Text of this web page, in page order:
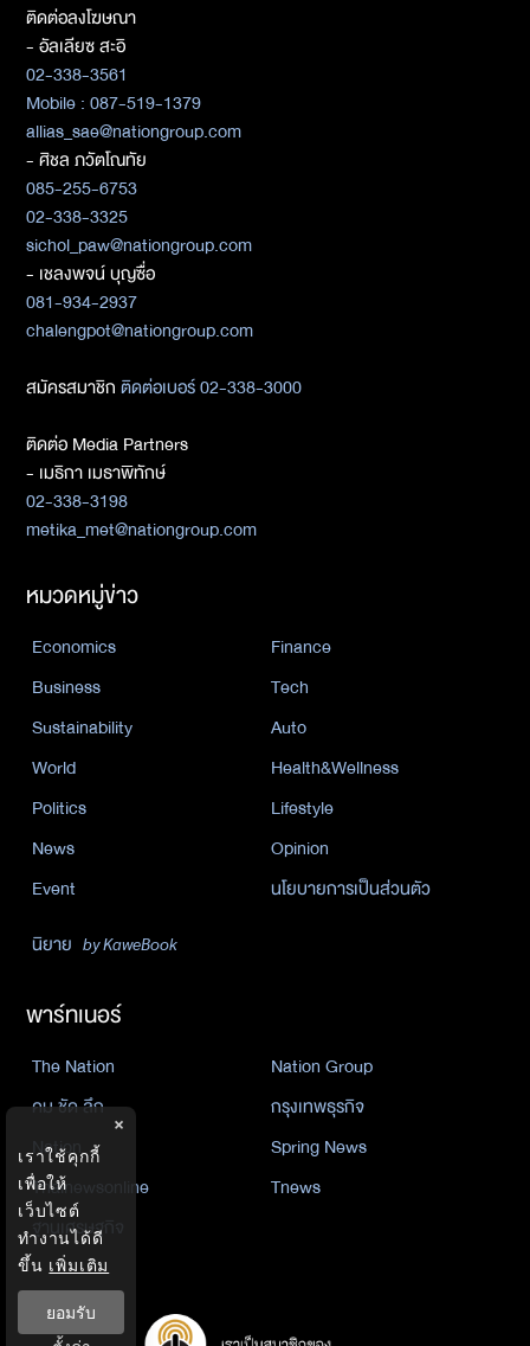
ติดต่อลงโฆษณา
- อัลเลียซ สะอิ
02-338-3561
Mobile : 087-519-1379
allias_sae@nationgroup.com
- ศิชล ภวัตโณทัย
085-255-6753
02-338-3325
sichol_paw@nationgroup.com
- เชลงพจน์ บุญซื่อ
081-934-2937
chalengpot@nationgroup.com
สมัครสมาชิกติดต่อเบอร์ 02-338-3000
ติดต่อ Media Partners
- เมธิกา เมธาพิทักษ์
02-338-3198
metika_met@nationgroup.com
หมวดหมู่ข่าว
Economics
Finance
Business
Tech
Sustainability
Auto
World
Health&Wellness
Politics
Lifestyle
News
Opinion
Event
นโยบายการเป็นส่วนตัว
นิยาย by KaweBook
พาร์ทเนอร์
The Nation
Nation Group
คม ชัด ลึก
กรุงเทพธุรกิจ
Nation
Spring News
Thainewsonline
Tnews
ฐานเศรษฐกิจ
×
เราใช้คุกกี้
เพื่อให้
เว็บไซต์
ทำงานได้ดี
ขึ้น เพิ่มเติม
ยอมรับ